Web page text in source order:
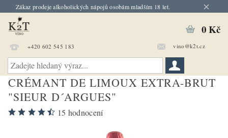
Zákaz prodeje alkoholických nápojů osobám mladším 18 let.
+420 602 545 183 vino@k2t.cz
0 Kč
CRÉMANT DE LIMOUX EXTRA-BRUT
"SIEUR D´ARGUES"
15 hodnocení